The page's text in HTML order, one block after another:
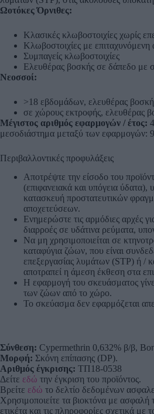
Ωοτόκες Όρνιθες:
Κλασικές κλωβοστοιχίες χωρίς
Κλωβοστοιχίες με
Συμπαγείς κλωβοστοιχίες
Ελευθέρας βοσκής σε δάπεδο με
Νεοσσοί:
>18 εβδομάδων, ελευθέρας
σε χώρους εκτροφής, ελευθέρας
Μέγιστος αριθμός εφαρμογών / έτος:
μεσοδιάστημα μεταξύ των εφαρμογών:
Περιβαλλοντικές προφυλάξεις
Αποτρέψτε την είσοδο του
(επιφανειακά και υπόγεια
κατασκευή προστατευτικών
αποχετεύσεων.
Ενημερώστε τις αρμόδιες αρχές
διαρροές σε υδάτινα ρεύματα,
Να μη χρησιμοποιείται σε
καταφύγια ζώων, που είναι
επεξεργασίας λυμάτων (STP) ή /
αποτραπεί η άμεση έκθεση στα
Η εφαρμογή του σκευάσματος
των ζώων από το χώρο.
Το σκεύασμα δεν εφαρμόζεται
Σύνθεση: Cypermethrin 0,632% β/β,
Μορφή: Σκόνη επίπασης (DP).
Αριθμός έγκρισης: ΤΠ18-0538
Δείτε εδώ την έγκριση του προϊόντος.
Βρείτε εδώ το δελτίο δεδομένων
Χρησιμοποιείτε τα βιοκτόνα με ασφαλή
ετικέτα και τις πληροφορίες σχετικά με